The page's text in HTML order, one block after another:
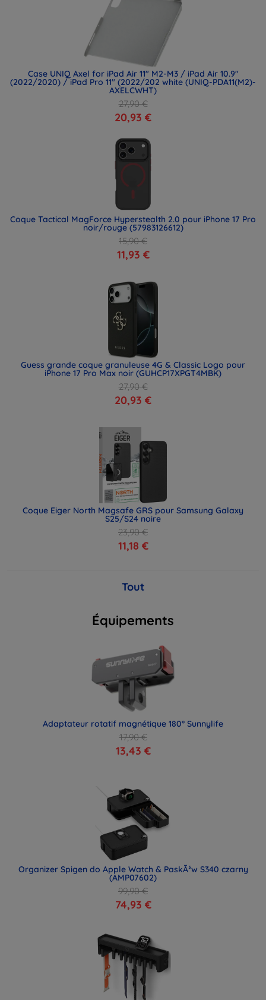
Case UNIQ Axel for iPad Air 11" M2-M3 / iPad Air 10.9"
(2022/2020) / iPad Pro 11" (2022/202 white (UNIQ-PDA11(M2)-
AXELCWHT)
27,90 €
20,93 €
Coque Tactical MagForce Hyperstealth 2.0 pour iPhone 17 Pro
noir/rouge (57983126612)
15,90 €
11,93 €
Guess grande coque granuleuse 4G & Classic Logo pour
iPhone 17 Pro Max noir (GUHCP17XPGT4MBK)
27,90 €
20,93 €
Coque Eiger North Magsafe GRS pour Samsung Galaxy
S25/S24 noire
23,90 €
11,18 €
Tout
Équipements
Adaptateur rotatif magnétique 180° Sunnylife
17,90 €
13,43 €
Organizer Spigen do Apple Watch & PaskÃ³w S340 czarny
(AMP07602)
99,90 €
74,93 €